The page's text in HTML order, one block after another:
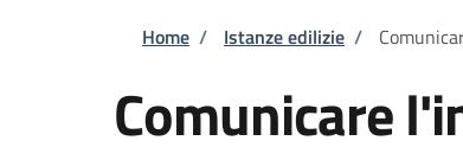
Briciole di pane
Home / Istanze edilizie /
Comunicare